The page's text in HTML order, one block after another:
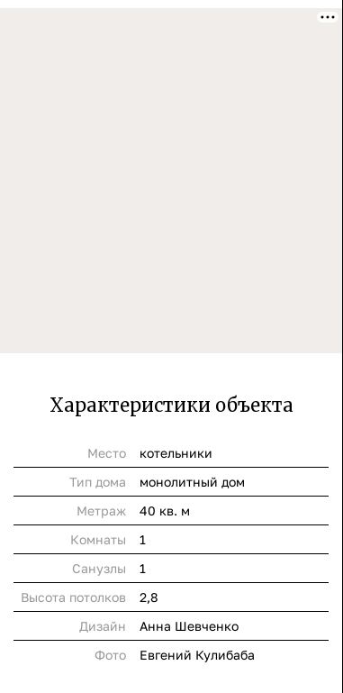
Характеристики объекта
Место
котельники
Тип дома
монолитный дом
Метраж
40 кв. м
Комнаты
1
Cанузлы
1
Высота потолков
2,8
Дизайн
Анна Шевченко
Фото
Евгений Кулибаба